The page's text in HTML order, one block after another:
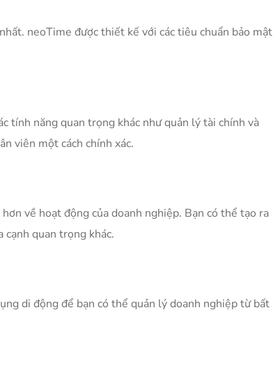
neoTime được thiết kế với các tiêu chuẩn bảo mật
tính năng quan trọng khác như quản lý tài chính và
viên một cách chính xác.
về hoạt động của doanh nghiệp. Bạn có thể tạo ra
cạnh quan trọng khác.
di động để bạn có thể quản lý doanh nghiệp từ bất